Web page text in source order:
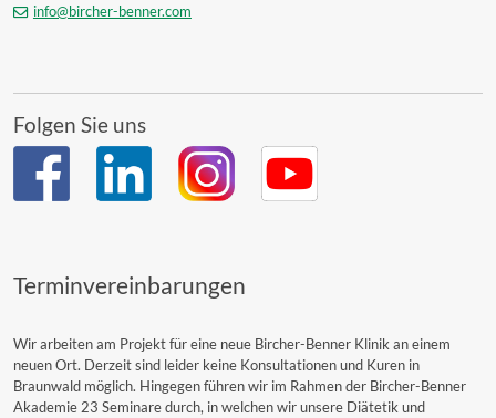
info@bircher-benner.com
Folgen Sie uns
Terminvereinbarungen
Wir arbeiten am Projekt für eine neue Bircher-Benner Klinik an einem
neuen Ort. Derzeit sind leider keine Konsultationen und Kuren in
Braunwald möglich. Hingegen führen wir im Rahmen der Bircher-Benner
Akademie 23 Seminare durch, in welchen wir unsere Diätetik und